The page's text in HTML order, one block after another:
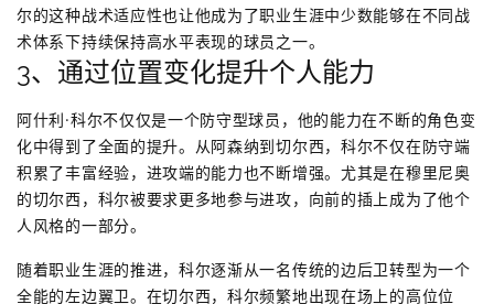
尔的这种战术适应性也让他成为了职业生涯中少数能够在不同战
术体系下持续保持高水平表现的球员之一。
3、通过位置变化提升个人能力
阿什利·科尔不仅仅是一个防守型球员，他的能力在不断的角色变
化中得到了全面的提升。从阿森纳到切尔西，科尔不仅在防守端
积累了丰富经验，进攻端的能力也不断增强。尤其是在穆里尼奥
的切尔西，科尔被要求更多地参与进攻，向前的插上成为了他个
人风格的一部分。
随着职业生涯的推进，科尔逐渐从一名传统的边后卫转型为一个
全能的左边翼卫。在切尔西，科尔频繁地出现在场上的高位位